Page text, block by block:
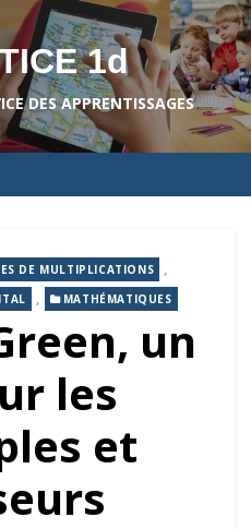
1d
DES APPRENTISSAGES
DE MULTIPLICATIONS ,
, MATHÉMATIQUES
un
les
et